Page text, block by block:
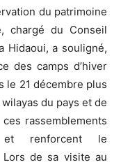
du patrimoine
chargé du Conseil
Hidaoui, a souligné,
des camps d’hiver
le 21 décembre plus
du pays et de
rassemblements
et renforcent le
de sa visite au